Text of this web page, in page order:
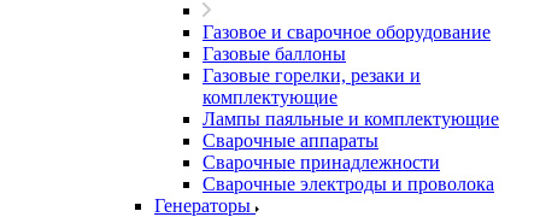
Газовое и сварочное оборудование
Газовые баллоны
Газовые горелки, резаки и
комплектующие
Лампы паяльные и комплектующие
Сварочные аппараты
Сварочные принадлежности
Сварочные электроды и проволока
Генераторы